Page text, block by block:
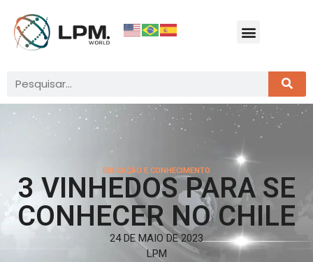
EDUCAÇÃO E CONHECIMENTO
3 VINHEDOS PARA SE
CONHECER NO CHILE
24 DE MAIO DE 2023
LPM